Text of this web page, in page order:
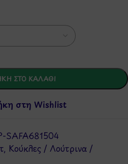
ΣΤΟ ΚΑΛΆΘΙ
στη Wishlist
SAFA681504
, Κούκλες / Λούτρινα /